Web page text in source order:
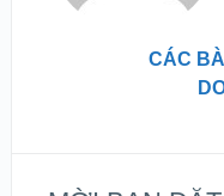
CÁC